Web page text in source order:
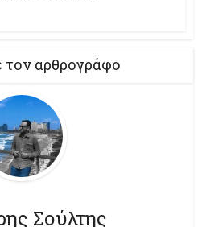
τον αρθρογράφο
Σούλτης